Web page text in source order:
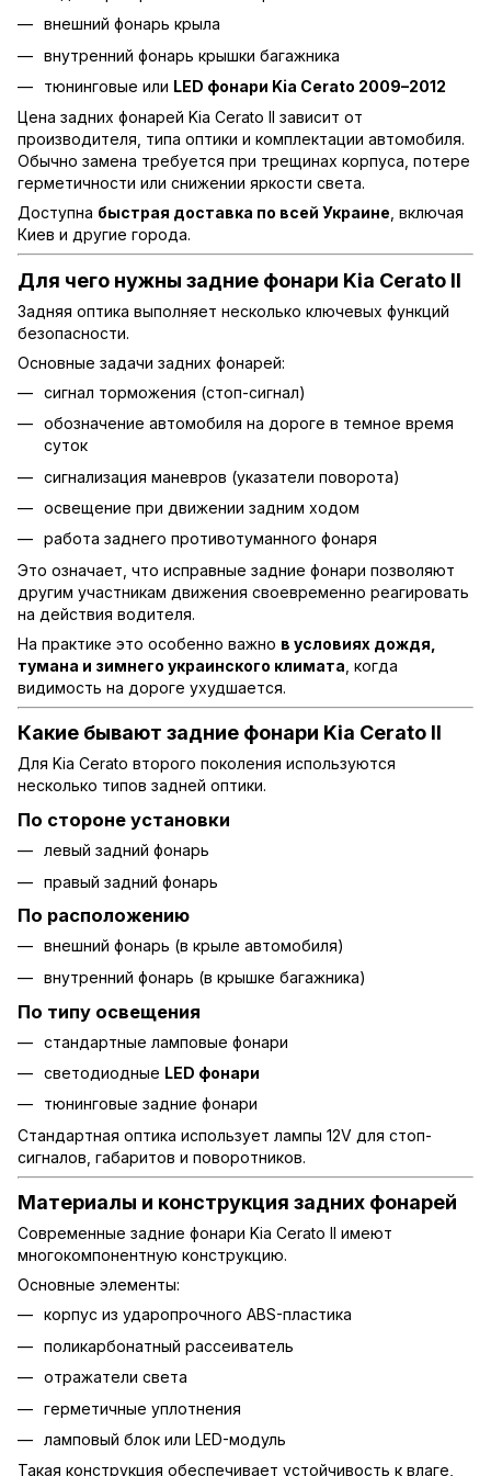
внешний фонарь крыла
внутренний фонарь крышки багажника
тюнинговые или LED фонари Kia Cerato 2009–2012
Цена задних фонарей Kia Cerato II зависит от
производителя, типа оптики и комплектации автомобиля.
Обычно замена требуется при трещинах корпуса, потере
герметичности или снижении яркости света.
Доступна быстрая доставка по всей Украине , включая
Киев и другие города.
Для чего нужны задние фонари Kia Cerato II
Задняя оптика выполняет несколько ключевых функций
безопасности.
Основные задачи задних фонарей:
сигнал торможения (стоп-сигнал)
обозначение автомобиля на дороге в темное время
суток
сигнализация маневров (указатели поворота)
освещение при движении задним ходом
работа заднего противотуманного фонаря
Это означает, что исправные задние фонари позволяют
другим участникам движения своевременно реагировать
на действия водителя.
На практике это особенно важно в условиях дождя,
тумана и зимнего украинского климата , когда
видимость на дороге ухудшается.
Какие бывают задние фонари Kia Cerato II
Для Kia Cerato второго поколения используются
несколько типов задней оптики.
По стороне установки
левый задний фонарь
правый задний фонарь
По расположению
внешний фонарь (в крыле автомобиля)
внутренний фонарь (в крышке багажника)
По типу освещения
стандартные ламповые фонари
светодиодные LED фонари
тюнинговые задние фонари
Стандартная оптика использует лампы 12V для стоп-
сигналов, габаритов и поворотников.
Материалы и конструкция задних фонарей
Современные задние фонари Kia Cerato II имеют
многокомпонентную конструкцию.
Основные элементы:
корпус из ударопрочного ABS-пластика
поликарбонатный рассеиватель
отражатели света
герметичные уплотнения
ламповый блок или LED-модуль
Такая конструкция обеспечивает устойчивость к влаге,